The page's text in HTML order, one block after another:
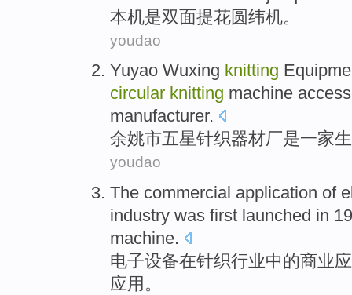
本机是双面提花圆纬机。
youdao
Yuyao Wuxing knitting
circular knitting machine
manufacturer.
余姚市五星针织器材厂是一家
youdao
The commercial application of
industry was first launched in
machine.
电子设备在针织行业中的商业
应用。